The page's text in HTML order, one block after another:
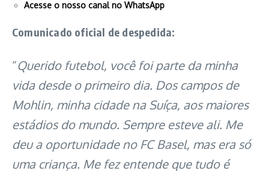
Acesse o nosso canal no WhatsApp
Comunicado oficial de despedida:
“Querido futebol, você foi parte da minha
vida desde o primeiro dia. Dos campos de
Mohlin, minha cidade na Suíça, aos maiores
estádios do mundo. Sempre esteve ali. Me
deu a oportunidade no FC Basel, mas era só
uma criança. Me fez entende que tudo é